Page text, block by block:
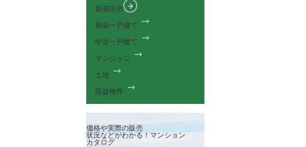
新発田市
新築一戸建て
中古一戸建て
マンション
土地
収益物件
価格や実際の販売
状況などがわかる！ マンション
カタログ